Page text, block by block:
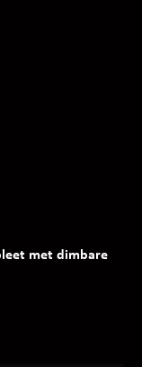
met dimbare